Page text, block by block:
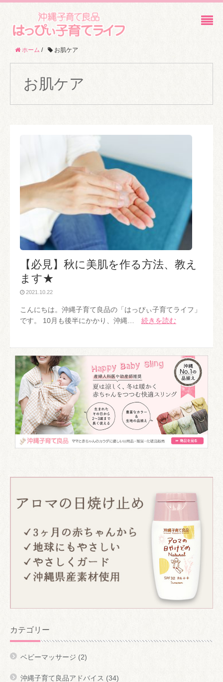
ホーム / お肌ケア
お肌ケア
【必見】秋に美肌を作る方法、教え
ます★
2021.10.22
こんにちは。沖縄子育て良品の「はっぴぃ子育てライフ」
です。 10月も後半にかかり、沖縄… 続きを読む
カテゴリー
ベビーマッサージ (2)
沖縄子育て良品アドバイス (34)